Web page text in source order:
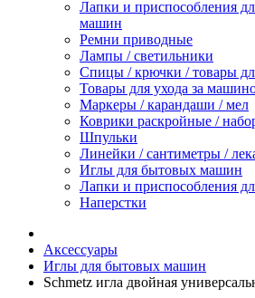
Лапки и приспособления
машин
Ремни приводные
Лампы / светильники
Спицы / крючки / товары
Товары для ухода за
Маркеры / карандаши / мел
Коврики раскройные /
Шпульки
Линейки / сантиметры /
Иглы для бытовых машин
Лапки и приспособления
Наперстки
Аксессуары
Иглы для бытовых машин
Schmetz игла двойная